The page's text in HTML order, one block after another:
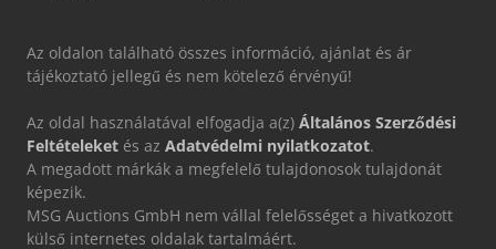
Az oldalon található összes információ, ajánlat és ár
tájékoztató jellegű és nem kötelező érvényű!
Az oldal használatával elfogadja a(z) Általános Szerződési
Feltételeket és az Adatvédelmi nyilatkozatot.
A megadott márkák a megfelelő tulajdonosok tulajdonát
képezik.
MSG Auctions GmbH nem vállal felelősséget a hivatkozott
külső internetes oldalak tartalmáért.